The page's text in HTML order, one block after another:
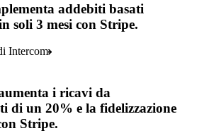
addebiti basati
soli 3 mesi con Stripe.
Intercom
i ricavi da
di un 20% e la fidelizzazione
Stripe.